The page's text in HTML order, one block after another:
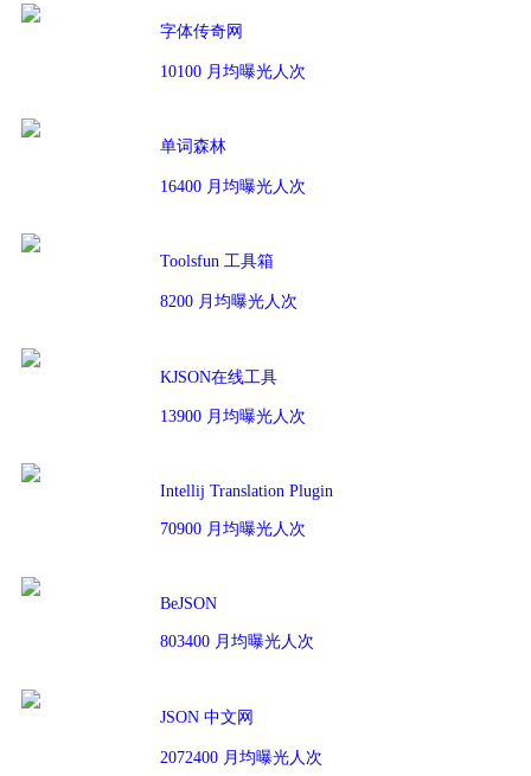
字体传奇网
10100 月均曝光人次
单词森林
16400 月均曝光人次
Toolsfun 工具箱
8200 月均曝光人次
KJSON在线工具
13900 月均曝光人次
Intellij Translation Plugin
70900 月均曝光人次
BeJSON
803400 月均曝光人次
JSON 中文网
2072400 月均曝光人次